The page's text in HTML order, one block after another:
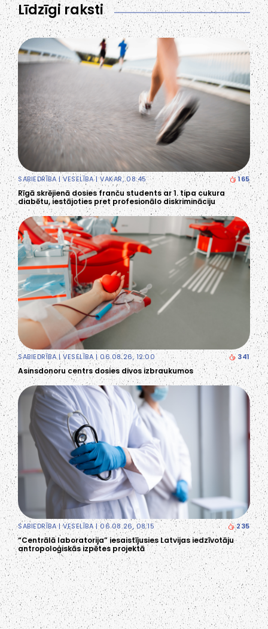
Līdzīgi raksti
SABIEDRĪBA|VESELĪBA| VAKAR, 08:45 165
Rīgā skrējienā dosies franču students ar 1. tipa cukura
diabētu, iestājoties pret profesionālo diskrimināciju
SABIEDRĪBA|VESELĪBA| 06.08.26, 12:00 341
Asinsdonoru centrs dosies divos izbraukumos
SABIEDRĪBA|VESELĪBA| 06.08.26, 08:15 235
“Centrālā laboratorija” iesaistījusies Latvijas iedzīvotāju
antropoloģiskās izpētes projektā